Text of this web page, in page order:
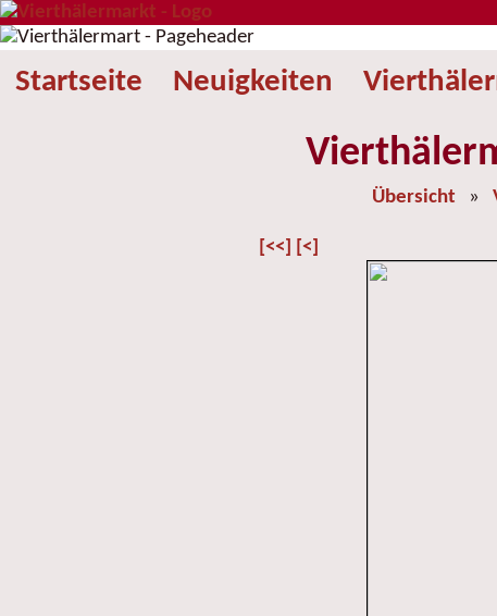
Startseite Neuigkeiten
Übersicht »
[<<] [<]